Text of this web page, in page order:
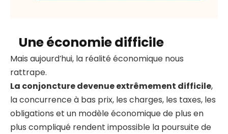
Une économie difficile
Mais aujourd’hui, la réalité économique nous
rattrape.
La conjoncture devenue extrêmement difficile,
la concurrence à bas prix, les charges, les taxes, les
obligations et un modèle économique de plus en
plus compliqué rendent impossible la poursuite de